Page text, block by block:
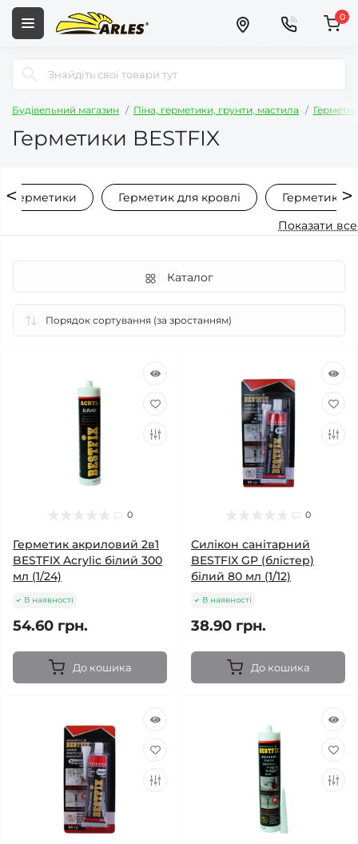
0
Будівельний магазин Піна, герметики, грунти, мастила
Герметики BESTFIX
герметики Герметик для кровлі
Герметик
Показати все
Каталог
0
Герметик акриловий 2в1
BESTFIX Acrylic білий 300
мл (1/24)
В наявності
54.60 грн.
До кошика
0
Силікон санітарний
BESTFIX GP (блістер)
білий 80 мл (1/12)
В наявності
38.90 грн.
До кошика